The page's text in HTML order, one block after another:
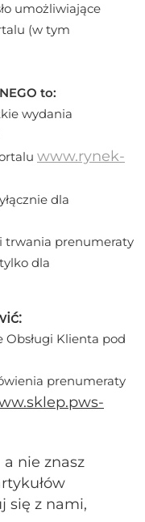
umożliwiające
(w tym
to:
wydania
www.rynek-
dla
trwania prenumeraty
dla
Obsługi Klienta pod
prenumeraty
nie znasz
się z nami,